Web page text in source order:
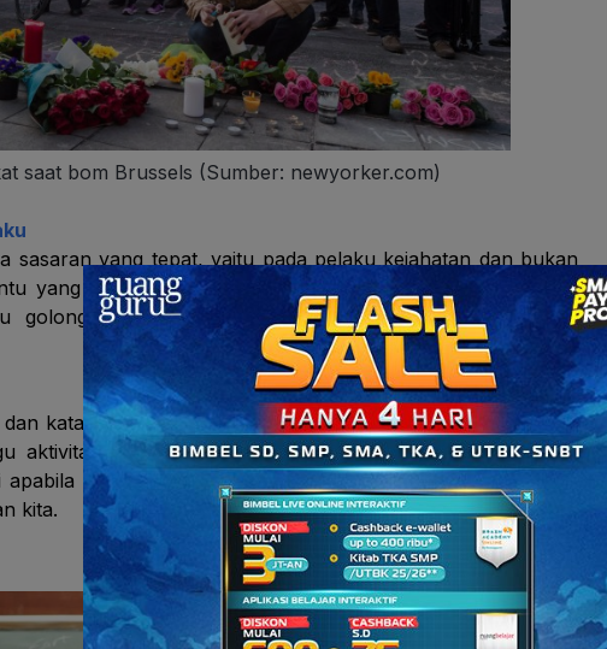
saat bom Brussels (Sumber: newyorker.com)
sasaran yang tepat, yaitu pada pelaku kejahatan dan bukan
yang didasarkan pada prasangka. Jangan memprovokasi
golongan tertentu yang belum tentu menjadi penyebab
dan katakan kalimat tersebut dengan lantang. Jangan biarkan
aktivitas sehari-hari dan kembalilah pada rutinitas normal.
mereka berhasil memengaruhi kehidupan sehari-hari
kita.